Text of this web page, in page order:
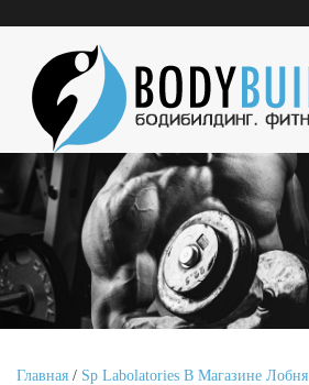
Главная / Sp Labolatories В Магазине Лобня